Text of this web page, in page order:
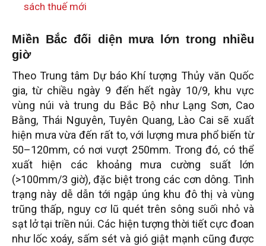
sách thuế mới
Miền Bắc đối diện mưa lớn trong nhiều
giờ
Theo Trung tâm Dự báo Khí tượng Thủy văn Quốc
gia, từ chiều ngày 9 đến hết ngày 10/9, khu vực
vùng núi và trung du Bắc Bộ như Lạng Sơn, Cao
Bằng, Thái Nguyên, Tuyên Quang, Lào Cai sẽ xuất
hiện mưa vừa đến rất to, với lượng mưa phổ biến từ
50–120mm, có nơi vượt 250mm. Trong đó, có thể
xuất hiện các khoảng mưa cường suất lớn
(>100mm/3 giờ), đặc biệt trong các cơn dông. Tình
trạng này dễ dẫn tới ngập úng khu đô thị và vùng
trũng thấp, nguy cơ lũ quét trên sông suối nhỏ và
sạt lở tại triền núi. Các hiện tượng thời tiết cực đoan
như lốc xoáy, sấm sét và gió giật mạnh cũng được